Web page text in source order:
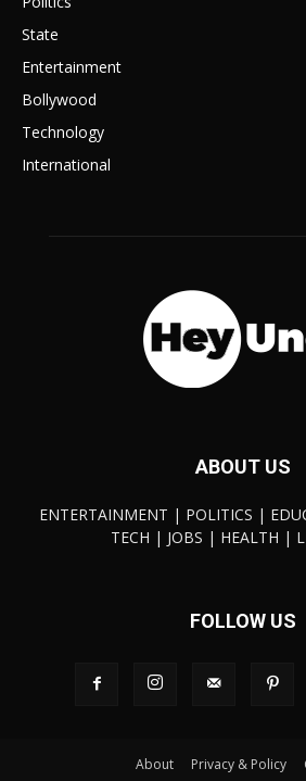
State
Entertainment
Bollywood
Technology
International
ABOUT US
ENTERTAINMENT | POLITICS |
TECH | JOBS | HEALTH |
FOLLOW US
About Privacy & Policy